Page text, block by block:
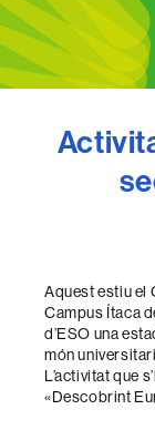
Aquest estiu el
Campus Ítaca
d’ESO una
món
L’activitat que
«Descobrint